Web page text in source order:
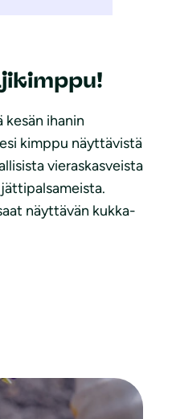
kesän ihanin
kimppu näyttävistä
vieraskasveista
näyttävän kukka-